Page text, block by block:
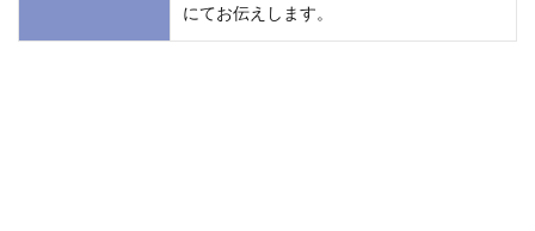
にてお伝えします。